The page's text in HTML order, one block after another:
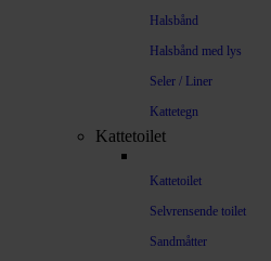
Halsbånd
Halsbånd med lys
Seler / Liner
Kattetegn
Kattetoilet
Kattetoilet
Selvrensende toilet
Sandmåtter